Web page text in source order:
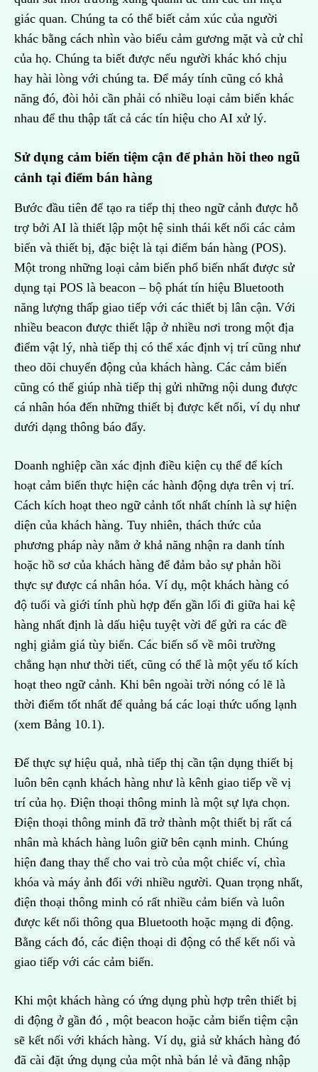
giác quan. Chúng ta có thể biết cảm xúc của người
khác bằng cách nhìn vào biểu cảm gương mặt và cử chỉ
của họ. Chúng ta biết được nếu người khác khó chịu
hay hài lòng với chúng ta. Để máy tính cũng có khả
năng đó, đòi hỏi cần phải có nhiều loại cảm biến khác
nhau để thu thập tất cả các tín hiệu cho AI xử lý.
Sử dụng cảm biến tiệm cận để phản hồi theo ngũ
cảnh tại điểm bán hàng
Bước đầu tiên để tạo ra tiếp thị theo ngữ cảnh được hỗ
trợ bởi AI là thiết lập một hệ sinh thái kết nối các cảm
biến và thiết bị, đặc biệt là tại điểm bán hàng (POS).
Một trong những loại cảm biến phổ biến nhất được sử
dụng tại POS là beacon – bộ phát tín hiệu Bluetooth
năng lượng thấp giao tiếp với các thiết bị lân cận. Với
nhiều beacon được thiết lập ở nhiều nơi trong một địa
điểm vật lý, nhà tiếp thị có thể xác định vị trí cũng như
theo dõi chuyển động của khách hàng. Các cảm biến
cũng có thể giúp nhà tiếp thị gửi những nội dung được
cá nhân hóa đến những thiết bị được kết nối, ví dụ như
dưới dạng thông báo đẩy.
Doanh nghiệp cần xác định điều kiện cụ thể để kích
hoạt cảm biến thực hiện các hành động dựa trên vị trí.
Cách kích hoạt theo ngữ cảnh tốt nhất chính là sự hiện
diện của khách hàng. Tuy nhiên, thách thức của
phương pháp này nằm ở khả năng nhận ra danh tính
hoặc hồ sơ của khách hàng để đảm bảo sự phản hồi
thực sự được cá nhân hóa. Ví dụ, một khách hàng có
độ tuổi và giới tính phù hợp đến gần lối đi giữa hai kệ
hàng nhất định là dấu hiệu tuyệt vời để gửi ra các đề
nghị giảm giá tùy biến. Các biến số về môi trường
chẳng hạn như thời tiết, cũng có thể là một yếu tố kích
hoạt theo ngữ cảnh. Khi bên ngoài trời nóng có lẽ là
thời điểm tốt nhất để quảng bá các loại thức uống lạnh
(xem Bảng 10.1).
Để thực sự hiệu quả, nhà tiếp thị cần tận dụng thiết bị
luôn bên cạnh khách hàng như là kênh giao tiếp về vị
trí của họ. Điện thoại thông minh là một sự lựa chọn.
Điện thoại thông minh đã trở thành một thiết bị rất cá
nhân mà khách hàng luôn giữ bên cạnh minh. Chúng
hiện đang thay thế cho vai trò của một chiếc ví, chìa
khóa và máy ảnh đối với nhiều người. Quan trọng nhất,
điện thoại thông minh có rất nhiều cảm biến và luôn
được kết nối thông qua Bluetooth hoặc mạng di động.
Bằng cách đó, các điện thoại di động có thể kết nối và
giao tiếp với các cảm biến.
Khi một khách hàng có ứng dụng phù hợp trên thiết bị
di động ở gần đó , một beacon hoặc cảm biến tiệm cận
sẽ kết nối với khách hàng. Ví dụ, giả sử khách hàng đó
đã cài đặt ứng dụng của một nhà bán lẻ và đăng nhập